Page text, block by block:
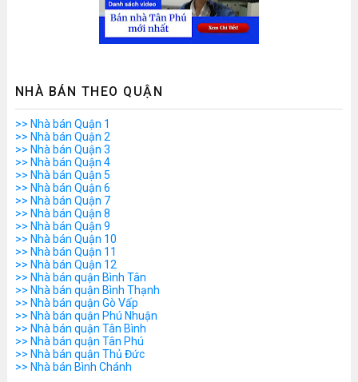
NHÀ BÁN THEO QUẬN
>> Nhà bán Quận 1
>> Nhà bán Quận 2
>> Nhà bán Quận 3
>> Nhà bán Quận 4
>> Nhà bán Quận 5
>> Nhà bán Quận 6
>> Nhà bán Quận 7
>> Nhà bán Quận 8
>> Nhà bán Quận 9
>> Nhà bán Quận 10
>> Nhà bán Quận 11
>> Nhà bán Quận 12
>> Nhà bán quận Bình Tân
>> Nhà bán quận Bình Thạnh
>> Nhà bán quận Gò Vấp
>> Nhà bán quận Phú Nhuận
>> Nhà bán quận Tân Bình
>> Nhà bán quận Tân Phú
>> Nhà bán quận Thủ Đức
>> Nhà bán Bình Chánh